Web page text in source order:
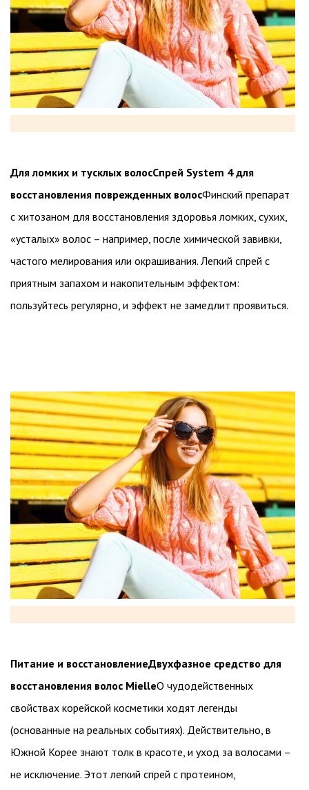
Для ломких и тусклых волосСпрей System 4 для
восстановления поврежденных волосФинский препарат
с хитозаном для восстановления здоровья ломких, сухих,
«усталых» волос – например, после химической завивки,
частого мелирования или окрашивания. Легкий спрей с
приятным запахом и накопительным эффектом:
пользуйтесь регулярно, и эффект не замедлит проявиться.
Питание и восстановлениеДвухфазное средство для
восстановления волос MielleО чудодейственных
свойствах корейской косметики ходят легенды
(основанные на реальных событиях). Действительно, в
Южной Корее знают толк в красоте, и уход за волосами –
не исключение. Этот легкий спрей с протеином,